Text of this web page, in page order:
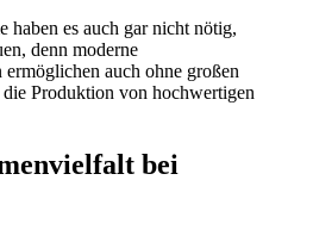
haben es auch gar nicht nötig,
denn moderne
auch ohne großen
Produktion von hochwertigen
bei